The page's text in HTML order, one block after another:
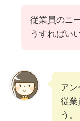
従業員のニ
うすればい
アン
従業
う。